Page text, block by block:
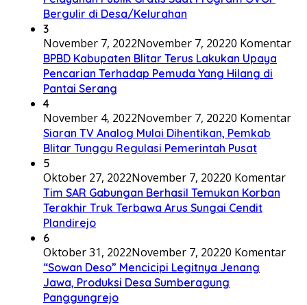
Bergulir di Desa/Kelurahan
3
November 7, 2022November 7, 20220 Komentar
BPBD Kabupaten Blitar Terus Lakukan Upaya
Pencarian Terhadap Pemuda Yang Hilang di
Pantai Serang
4
November 4, 2022November 7, 20220 Komentar
Siaran TV Analog Mulai Dihentikan, Pemkab
Blitar Tunggu Regulasi Pemerintah Pusat
5
Oktober 27, 2022November 7, 20220 Komentar
Tim SAR Gabungan Berhasil Temukan Korban
Terakhir Truk Terbawa Arus Sungai Cendit
Plandirejo
6
Oktober 31, 2022November 7, 20220 Komentar
“Sowan Deso” Mencicipi Legitnya Jenang
Jawa, Produksi Desa Sumberagung
Panggungrejo